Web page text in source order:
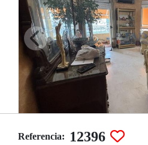
Referencia:
12396